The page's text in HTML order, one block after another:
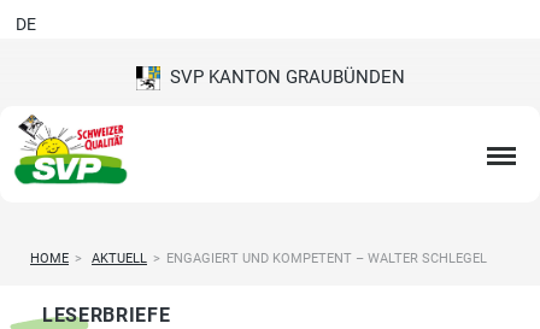
SVP KANTON GRAUBÜNDEN
DE
HOME > AKTUELL > ENGAGIERT UND KOMPETENT – WALTER SCHLEGEL
LESERBRIEFE